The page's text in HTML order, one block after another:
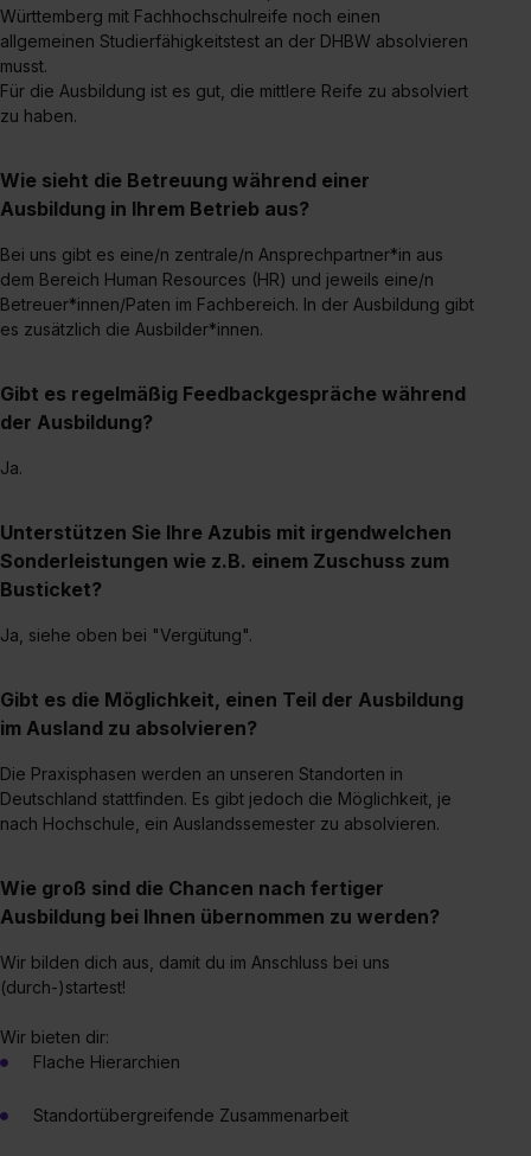
Auswahl über die Checkboxen und klick auf „Auswahl
erlauben“. Die Einwilligung zur Platzierung von Cookies
der Kategorien „Präferenzen“, „Statistiken“ und „Social
Media und Marketing“ umfasst hierbei die Einwilligung
angemessenes Datenschutzniveau (EuGH – Schrems
II). Du kannst die von dir erteilte Einwilligung jederzeit mit
Wirkung für die Zukunft ganz oder teilweise über unsere
Datenschutzerklärung unter dem Punkt „Datenschutz-
Einstellungen“ widerrufen. Weitere Informationen zu den
einzelnen Cookies findest du durch Klick auf „Details
Impressum.
Württemberg mit Fachhochschulreife noch einen
allgemeinen Studierfähigkeitstest an der DHBW absolvieren
musst.
Für die Ausbildung ist es gut, die mittlere Reife zu absolviert
zu haben.
Wie sieht die Betreuung während einer
Ausbildung in Ihrem Betrieb aus?
Bei uns gibt es eine/n zentrale/n Ansprechpartner*in aus
dem Bereich Human Resources (HR) und jeweils eine/n
Betreuer*innen/Paten im Fachbereich. In der Ausbildung gibt
es zusätzlich die Ausbilder*innen.
Gibt es regelmäßig Feedbackgespräche während
der Ausbildung?
Ja.
Unterstützen Sie Ihre Azubis mit irgendwelchen
Sonderleistungen wie z.B. einem Zuschuss zum
Busticket?
Ja, siehe oben bei "Vergütung".
Gibt es die Möglichkeit, einen Teil der Ausbildung
im Ausland zu absolvieren?
Die Praxisphasen werden an unseren Standorten in
Deutschland stattfinden. Es gibt jedoch die Möglichkeit, je
nach Hochschule, ein Auslandssemester zu absolvieren.
Wie groß sind die Chancen nach fertiger
Ausbildung bei Ihnen übernommen zu werden?
Wir bilden dich aus, damit du im Anschluss bei uns
(durch-)startest!
Wir bieten dir:
Flache Hierarchien
Standortübergreifende Zusammenarbeit